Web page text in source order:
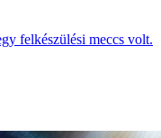
felkészülési meccs volt.